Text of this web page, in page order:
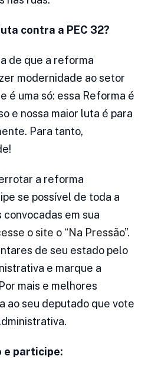
contra a PEC 32?
de que a reforma
modernidade ao setor
é uma só: essa Reforma é
e nossa maior luta é para
Para tanto,
a reforma
se possível de toda a
em sua
o site o “Na Pressão”.
de seu estado pelo
e marque a
mais e melhores
ao seu deputado que vote
e participe: